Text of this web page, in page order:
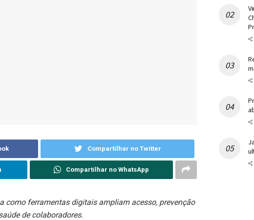
Compartilhar no Twitter
Compartilhar no WhatsApp
como ferramentas digitais ampliam acesso, prevenção
de colaboradores.